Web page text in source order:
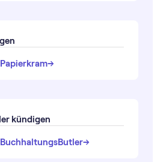
→
→
kündigen
→
→